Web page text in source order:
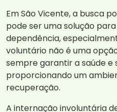
Em São Vicente, a busca
pode ser uma solução
dependência,
voluntário não é uma
sempre garantir a saúde e
proporcionando um
recuperação.
A internação involuntária